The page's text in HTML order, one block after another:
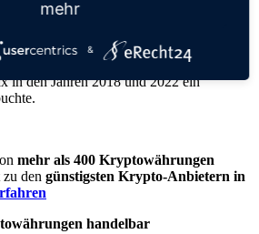
des damaligen Cash- und Sparbestandes
es weiter auf Konten oder in bar zu
über rund 500 Milliarden Euro
zeigt eine Berechnung der Consorsbank.
in den Jahren 2018 und 2022 ein
mehr als 400 Kryptowährungen
zu den günstigsten Krypto-Anbietern in
handelbar
mehr
&